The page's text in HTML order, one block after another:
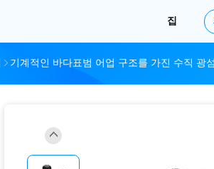
집
기계적인 바다표범 어업 구조를 가진 수직 광